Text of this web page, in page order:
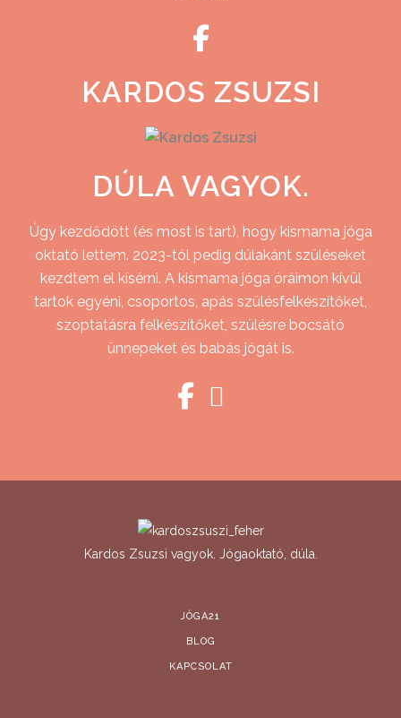
KARDOS ZSUZSI
DÚLA VAGYOK.
Úgy kezdődött (és most is tart), hogy kismama jóga
oktató lettem. 2023-tól pedig dúlakánt szüléseket
kezdtem el kísérni. A kismama jóga óráimon kívül
tartok egyéni, csoportos, apás szülésfelkészítőket,
szoptatásra felkészítőket, szülésre bocsátó
ünnepeket és babás jógát is.
Kardos Zsuzsi vagyok. Jógaoktató, dúla.
JÓGA21
BLOG
KAPCSOLAT